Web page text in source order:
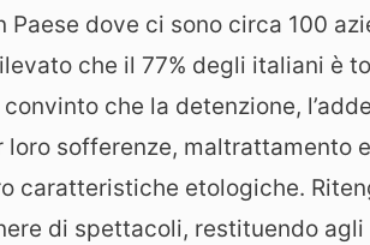
Paese dove ci sono circa 100
che il 77% degli italiani è
che la detenzione,
sofferenze, maltrattamento
caratteristiche etologiche.
di spettacoli, restituendo